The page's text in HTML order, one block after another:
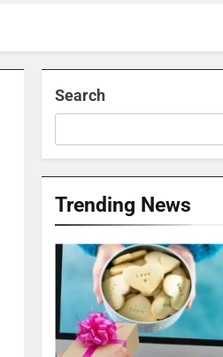
Search
Trending News